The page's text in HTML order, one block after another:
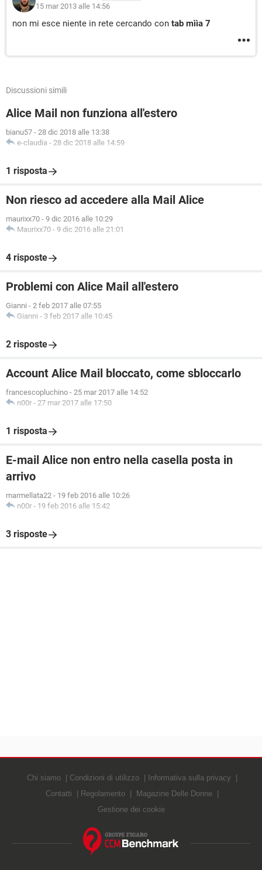
15 mar 2013 alle 14:56
non mi esce niente in rete cercando con tab mììa 7
Discussioni simili
Alice Mail non funziona all'estero
bianu57 - 28 dic 2018 alle 13:38
e-claudia - 28 dic 2018 alle 14:59
1 risposta
Non riesco ad accedere alla Mail Alice
maurixx70 - 9 dic 2016 alle 10:29
Maurixx70 - 9 dic 2016 alle 21:01
4 risposte
Problemi con Alice Mail all'estero
Gianni - 2 feb 2017 alle 07:55
Gianni - 3 feb 2017 alle 10:45
2 risposte
Account Alice Mail bloccato, come sbloccarlo
francescopluchino - 25 mar 2017 alle 14:52
n00r - 27 mar 2017 alle 17:50
1 risposta
E-mail Alice non entro nella casella posta in
arrivo
marmellata22 - 19 feb 2016 alle 10:26
n00r - 19 feb 2016 alle 15:42
3 risposte
Chi siamo Condizioni di utilizzo
Informativa sulla privacy
Contatti
Regolamento
Magazine Delle Donne
Gestione dei cookie